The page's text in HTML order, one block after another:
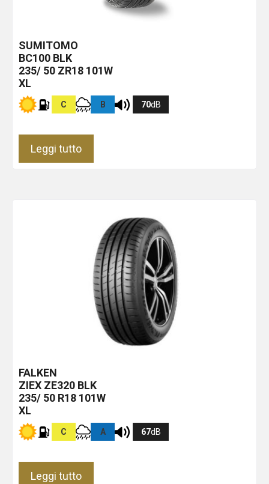
SUMITOMO
BC100 BLK
235/ 50 ZR18 101W
XL
C B 70dB
Leggi tutto
FALKEN
ZIEX ZE320 BLK
235/ 50 R18 101W
XL
C A 67dB
Leggi tutto